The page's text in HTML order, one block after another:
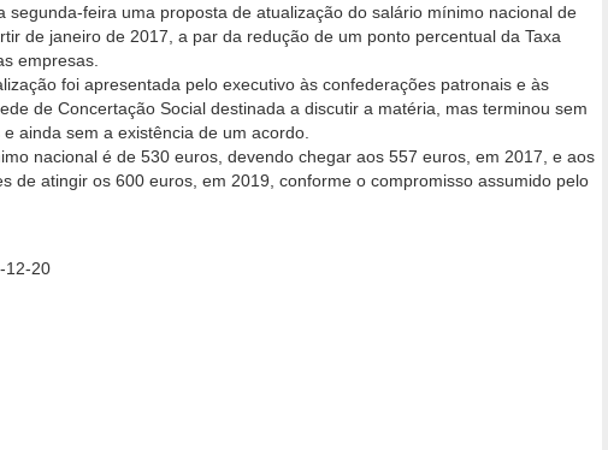
segunda-feira uma proposta de atualização do salário mínimo nacional de
de janeiro de 2017, a par da redução de um ponto percentual da Taxa
empresas.
foi apresentada pelo executivo às confederações patronais e às
de Concertação Social destinada a discutir a matéria, mas terminou sem
ainda sem a existência de um acordo.
nacional é de 530 euros, devendo chegar aos 557 euros, em 2017, e aos
de atingir os 600 euros, em 2019, conforme o compromisso assumido pelo
12-20